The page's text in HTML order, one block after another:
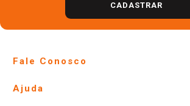
CADASTRAR
Fale Conosco
Lojas Físicas e Horários
Ajuda